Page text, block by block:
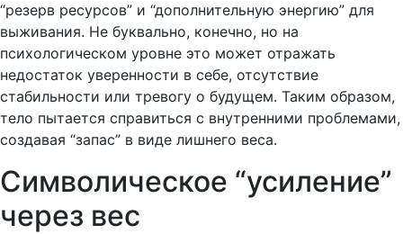
“резерв ресурсов” и “дополнительную энергию” для
выживания. Не буквально, конечно, но на
психологическом уровне это может отражать
недостаток уверенности в себе, отсутствие
стабильности или тревогу о будущем. Таким образом,
тело пытается справиться с внутренними проблемами,
создавая “запас” в виде лишнего веса.
Символическое “усиление”
через вес